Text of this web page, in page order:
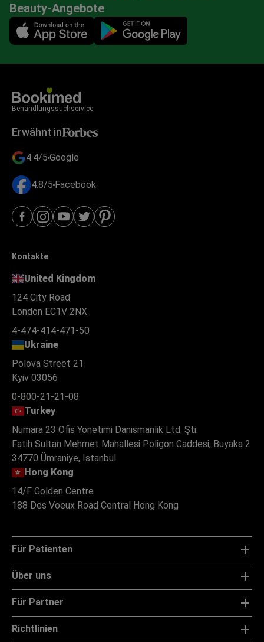
Beauty-Angebote
Mobile app illustration
Behandlungssuchservice
Erwähnt in
4.4/5 Google
4.8/5 Facebook
Kontakte
United Kingdom
124 City Road
London EC1V 2NX
4-474-414-471-50
Ukraine
Polova Street 21
Kyiv 03056
0-800-21-21-08
Turkey
Numara 23 Ofis Yonetimi Danismanlik Ltd. Şti.
Fatih Sultan Mehmet Mahallesi Poligon Caddesi, Buyaka 2
34770 Ümraniye, Istanbul
Hong Kong
14/F Golden Centre
188 Des Voeux Road Central Hong Kong
Für Patienten
Über uns
Für Partner
Richtlinien